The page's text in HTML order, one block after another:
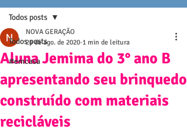
Todos posts
#emcasa
Todos posts
Aluna Jemima do 3° ano B
apresentando seu brinquedo
construído com materiais
recicláveis
NOVA GERAÇÃO
26 de ago. de 2020 1 min de leitura